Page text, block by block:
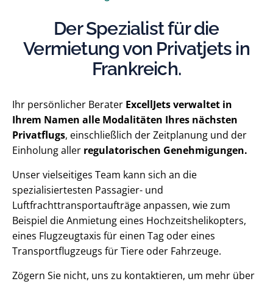
Der Spezialist für die
Vermietung von Privatjets in
Frankreich.
Ihr persönlicher Berater ExcellJets verwaltet in
Ihrem Namen alle Modalitäten Ihres nächsten
Privatflugs, einschließlich der Zeitplanung und der
Einholung aller regulatorischen Genehmigungen.
Unser vielseitiges Team kann sich an die
spezialisiertesten Passagier- und
Luftfrachttransportaufträge anpassen, wie zum
Beispiel die Anmietung eines Hochzeitshelikopters,
eines Flugzeugtaxis für einen Tag oder eines
Transportflugzeugs für Tiere oder Fahrzeuge.
Zögern Sie nicht, uns zu kontaktieren, um mehr über